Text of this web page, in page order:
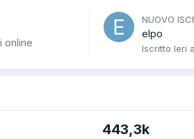
online
NUOVO
elpo
Iscritto Ieri
443,3k